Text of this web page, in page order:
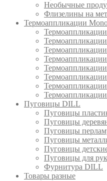
Необычные
Флизелины на
Термоаппликации
Пуговицы DILL
Пуговицы
Пуговицы
Пуговицы
Пуговицы
Пуговицы
Пуговицы для
Фурнитура DILL
Товары разные